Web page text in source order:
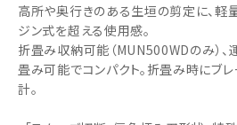
高所や奥行きのある生垣の剪定に、軽
ジン式を超える使用感。
折畳み収納可能（MUN500WDのみ）
畳み可能でコンパクト。折畳み時にブ
計。